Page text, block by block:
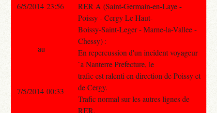
6/5/2014 23:56
RER A (Saint-Germain-en-Laye -
Poissy - Cergy Le Haut-
Boissy-Saint-Leger - Marne-la-Vallee -
Chessy) :
En repercussion d'un incident voyageur
`a Nanterre Prefecture, le
trafic est ralenti en direction de Poissy et
de Cergy.
Trafic normal sur les autres lignes de
RER.
au
7/5/2014 00:33